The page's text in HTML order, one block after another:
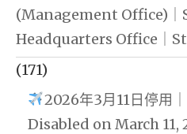
(Management Office)｜
Headquarters Office｜
(171)
2026年3月11日停用｜
Disabled on March 11,